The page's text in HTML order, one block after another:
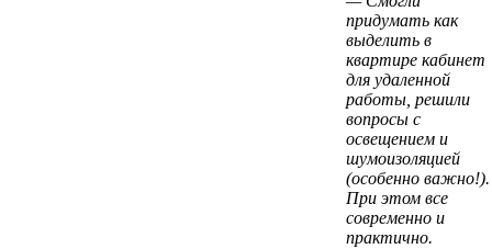
придумать как
выделить в
квартире кабинет
для удаленной
работы, решили
вопросы с
освещением и
шумоизоляцией
(особенно важно!).
При этом все
современно и
практично.